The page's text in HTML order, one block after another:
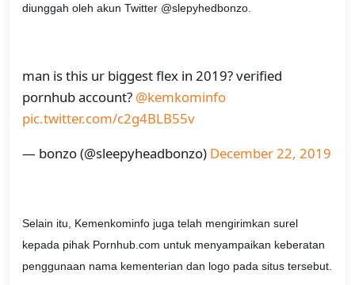
diunggah oleh akun Twitter @slepyhedbonzo.
man is this ur biggest flex in 2019? verified
pornhub account? @kemkominfo
pic.twitter.com/c2g4BLB55v
— bonzo (@sleepyheadbonzo) December 22, 2019
Selain itu, Kemenkominfo juga telah mengirimkan surel
kepada pihak Pornhub.com untuk menyampaikan keberatan
penggunaan nama kementerian dan logo pada situs tersebut.